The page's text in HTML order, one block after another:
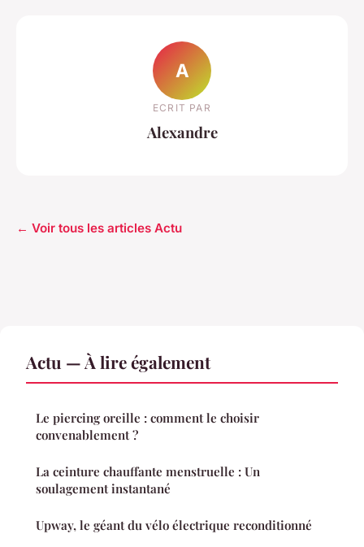
A
ECRIT PAR
Alexandre
← Voir tous les articles Actu
Actu — À lire également
Le piercing oreille : comment le choisir
convenablement ?
La ceinture chauffante menstruelle : Un
soulagement instantané
Upway, le géant du vélo électrique reconditionné